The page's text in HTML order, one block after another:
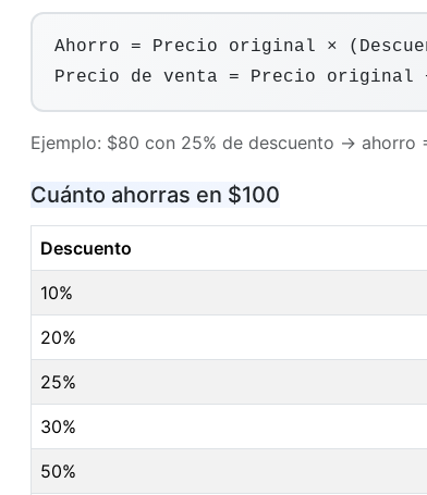
Ahorro = Precio original ×
Precio de venta = Precio original
Ejemplo: $80 con 25% de descuento → ahorro
Cuánto ahorras en $100
Descuento
10%
20%
25%
30%
50%